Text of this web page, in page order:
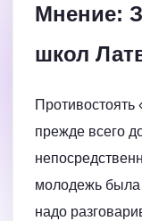
Мнение:
школ
прежде всего
молодежь была
надо